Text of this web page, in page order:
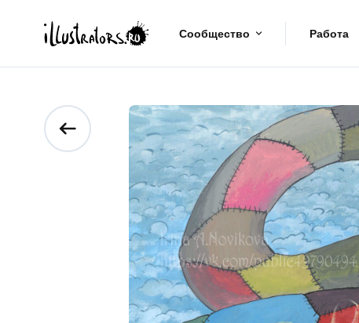
Сообщество Работа